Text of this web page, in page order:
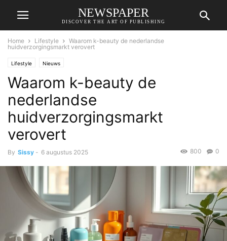
NEWSPAPER
DISCOVER THE ART OF PUBLISHING
Home Lifestyle
Waarom k-beauty de nederlandse
huidverzorgingsmarkt verovert
Lifestyle Nieuws
Waarom k-beauty de
nederlandse
huidverzorgingsmarkt
verovert
By Sissy - 6 augustus 2025 0
800